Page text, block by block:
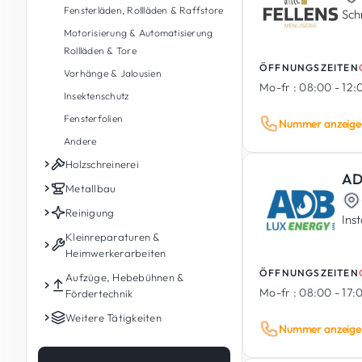
Rauchabzug
Zutrittskontrolle
Reparatur & Kundendienst)
Gewerbe- und Industrie-
Elektroinstallation
Andere
Fensterläden, Rollläden & Raffstore
Motorisierung & Automatisierung
Rollläden & Tore
Vorhänge & Jalousien
Insektenschutz
Fensterfolien
Andere
Holzschreinerei
Holzinnenausbau
Maßgefertigte Möbel
Einbauschränke & Ankleideraum
Küchen
Holztreppen
Holzgeländer & Handläufe
Außentischlerei nach Maß
Restaurierung & Pflege von
Metallbau
Metallbau & Stahlkonstruktionen
Metallgeländer & Handläufe
Metalltreppen
Maßgefertigte Metallstrukturen &
Möbel
Metalltüren & Tore
Reinigung
Haushaltsreinigung
Fenster- & Glasreinigung
Reinigung vor/nach Umzug
Büroreinigung
Reinigung für Wohnanlagen &
Kleinreparaturen &
Heimwerkerarbeiten
Kleine Reparaturen
Verschiedene Kleinarbeiten
Möbelmontage
Befestigungen & Aufhängearbeiten
Aufzüge, Hebebühnen &
Fördertechnik
Privataufzug & Home Lift
Weitere Tätigkeiten
ÖFFNUNGSZEITEN
Mo-fr : 08:00 -
Nummer
ÖFFNUNGSZEITEN
Mo-fr : 08:00 -
Nummer